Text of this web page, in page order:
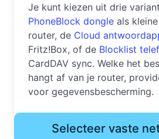
Je kunt kiezen uit drie
PhoneBlock dongle als
router, de Cloud
Fritz!Box, of de Blocklist
CardDAV sync. Welke het
hangt af van je router,
voor gegevensbescherming.
Selecteer vaste